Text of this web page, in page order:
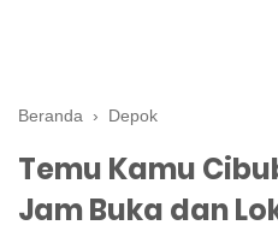
Beranda › Depok
Temu Kamu
Jam Buka dan